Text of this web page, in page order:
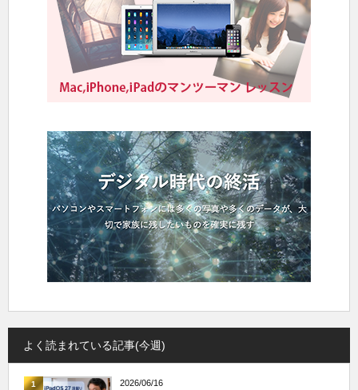
よく読まれている記事(今週)
1 2026/06/16